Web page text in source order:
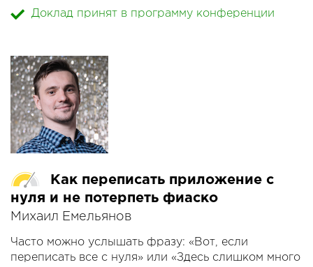
But tests are often as important, if not more, as the
go through various common mistakes and bad
practices found in real-life unit tests, and will give
techniques and tips to make those tests cleaner and
better.
Доклад принят в программу конференции
Как переписать приложение с
нуля и не потерпеть фиаско
Михаил Емельянов
Часто можно услышать фразу: «Вот, если
переписать все с нуля» или «Здесь слишком много